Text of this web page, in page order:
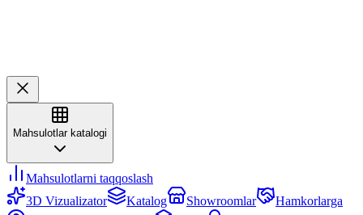
Mahsulotlar katalogi
Mahsulotlarni taqqoslash
3D Vizualizator
Katalog Showroomlar
Hamkorlarga